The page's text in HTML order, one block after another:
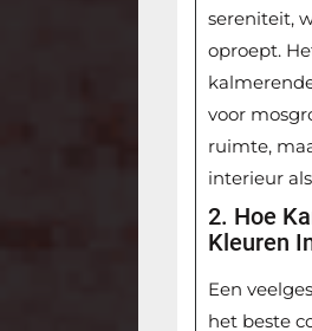
sereniteit,
oproept.
voor
ruimte,
interieur
2. Hoe
Kleuren
Een
het beste